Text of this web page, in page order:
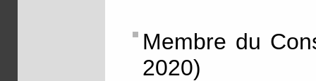
Membre du
2020)